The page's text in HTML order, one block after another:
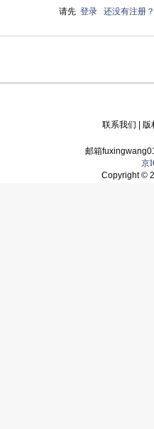
请先 登录 还没有注册？
联系我们 版
邮箱
京
Copyright ©